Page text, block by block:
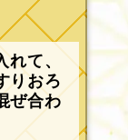
て、
りおろ
ぜ合わ